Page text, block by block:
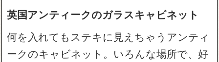
英国アンティークのガラスキャビネット
何を入れてもステキに見えちゃうアンティ
ークのキャビネット。いろんな場所で、好